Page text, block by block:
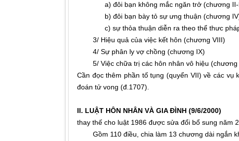
a) đôi bạn không mắc ngăn trở (chương II-
b) đôi bạn bày tỏ sự ưng thuận (chương
c) sự thỏa thuận diễn ra theo thể thưc pháp
3/ Hiệu quả của việc kết hôn (chương VIII)
4/ Sự phân ly vợ chồng (chương IX)
5/ Việc chữa trị các hôn nhân vô hiệu (chương
Cần đọc thêm phần tố tụng (quyển VII) về các
đoán tử vong (đ.1707).
II. LUẬT HÔN NHÂN VÀ GIA ĐÌNH (9/6/2000)
thay thế cho luật 1986 được sửa đổi bổ sung năm
Gồm 110 điều, chia làm 13 chương dài ngắn